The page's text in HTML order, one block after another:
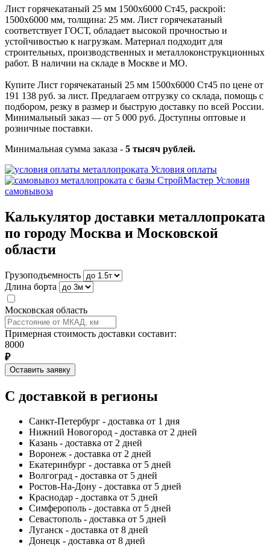
Лист горячекатаный 25 мм 1500х6000 Ст45, раскрой:
1500х6000 мм, толщина: 25 мм. Лист горячекатаный
соответствует ГОСТ, обладает высокой прочностью и
устойчивостью к нагрузкам. Материал подходит для
строительных, производственных и металлоконструкционных
работ. В наличии на складе в Москве и МО.
Купите Лист горячекатаный 25 мм 1500х6000 Ст45 по цене от
191 138 руб. за лист. Предлагаем отгрузку со склада, помощь с
подбором, резку в размер и быструю доставку по всей России.
Минимальный заказ — от 5 000 руб. Доступны оптовые и
розничные поставки.
Минимальная сумма заказа - 5 тысяч рублей.
Условия оплаты
Условия
самовывоза
Калькулятор доставки металлопроката
по городу Москва и Московской
области
Грузоподъемность
Длина борта
Московская область
Примерная стоимость доставки составит:
8000
₽
Оставить заявку
С доставкой в регионы
Санкт-Петербург - доставка от 1 дня
Нижний Новогород - доставка от 2 дней
Казань - доставка от 2 дней
Воронеж - доставка от 2 дней
Екатеринбург - доставка от 5 дней
Волгоград - доставка от 5 дней
Ростов-На-Дону - доставка от 5 дней
Краснодар - доставка от 5 дней
Симферополь - доставка от 5 дней
Севастополь - доставка от 5 дней
Луганск - доставка от 8 дней
Донецк - доставка от 8 дней